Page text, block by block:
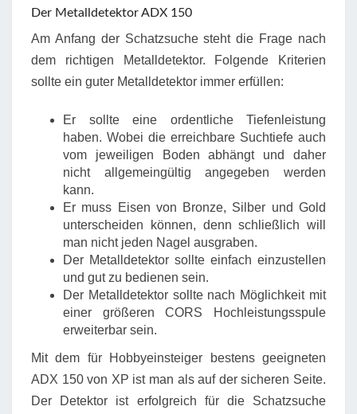
Der Metalldetektor ADX 150
Am Anfang der Schatzsuche steht die Frage nach
dem richtigen Metalldetektor. Folgende Kriterien
sollte ein guter Metalldetektor immer erfüllen:
Er sollte eine ordentliche Tiefenleistung
haben. Wobei die erreichbare Suchtiefe auch
vom jeweiligen Boden abhängt und daher
nicht allgemeingültig angegeben werden
kann.
Er muss Eisen von Bronze, Silber und Gold
unterscheiden können, denn schließlich will
man nicht jeden Nagel ausgraben.
Der Metalldetektor sollte einfach einzustellen
und gut zu bedienen sein.
Der Metalldetektor sollte nach Möglichkeit mit
einer größeren CORS Hochleistungsspule
erweiterbar sein.
Mit dem für Hobbyeinsteiger bestens geeigneten
ADX 150 von XP ist man als auf der sicheren Seite.
Der Detektor ist erfolgreich für die Schatzsuche